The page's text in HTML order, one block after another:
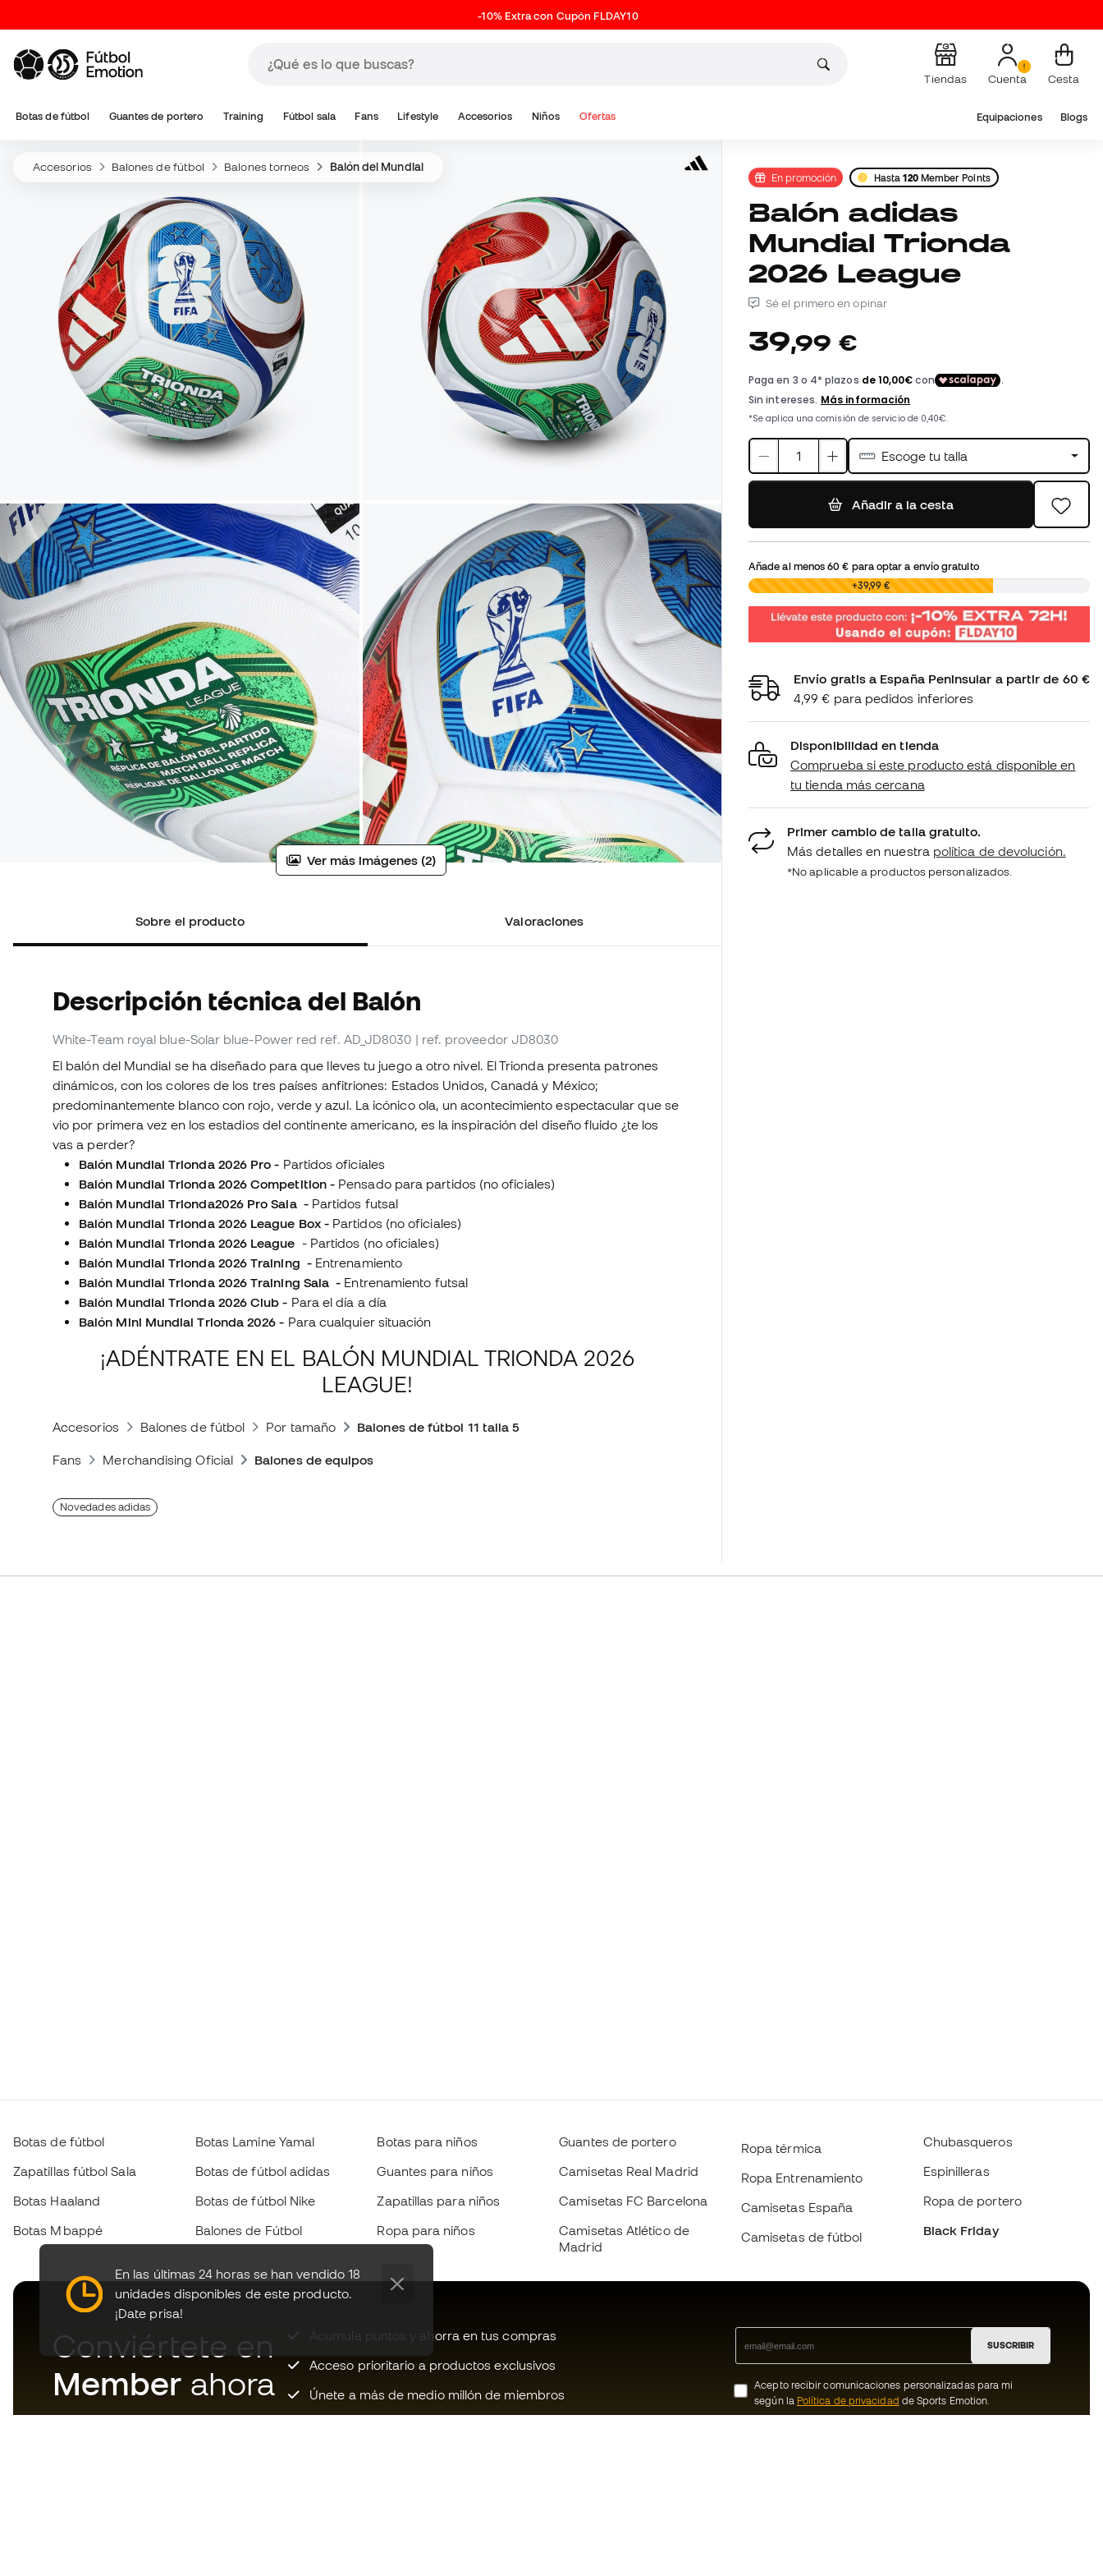
-10% Extra con Cupón FLDAY10
Tiendas Cuenta Cesta
Botas de fútbol Guantes de portero Training Fútbol sala Fans Lifestyle Accesorios Niños Ofertas Equipaciones Blogs
Accesorios Balones de fútbol Balones torneos Balón del Mundial
Ver más imágenes (2)
Sobre el producto Valoraciones
Descripción técnica del Balón
White-Team royal blue-Solar blue-Power red ref. AD_JD8030 | ref. proveedor JD8030
El balón del Mundial se ha diseñado para que lleves tu juego a otro nivel. El Trionda presenta patrones
dinámicos, con los colores de los tres países anfitriones: Estados Unidos, Canadá y México;
predominantemente blanco con rojo, verde y azul. La icónico ola, un acontecimiento espectacular que se
vio por primera vez en los estadios del continente americano, es la inspiración del diseño fluido ¿te los
vas a perder?
Balón Mundial Trionda 2026 Pro - Partidos oficiales
Balón Mundial Trionda 2026 Competition - Pensado para partidos (no oficiales)
Balón Mundial Trionda2026 Pro Sala - Partidos futsal
Balón Mundial Trionda 2026 League Box - Partidos (no oficiales)
Balón Mundial Trionda 2026 League - Partidos (no oficiales)
Balón Mundial Trionda 2026 Training - Entrenamiento
Balón Mundial Trionda 2026 Training Sala - Entrenamiento futsal
Balón Mundial Trionda 2026 Club - Para el día a día
Balón Mini Mundial Trionda 2026 - Para cualquier situación
¡ADÉNTRATE EN EL BALÓN MUNDIAL TRIONDA 2026
LEAGUE!
Accesorios Balones de fútbol Por tamaño Balones de fútbol 11 talla 5
Fans Merchandising Oficial Balones de equipos
Novedades adidas
En promoción Hasta120Member Points
Balón adidas
Mundial Trionda
2026 League
Sé el primero en opinar
39,99 €
Escoge tu talla
Añadir a la cesta
Añade al menos60 € para optar a envío gratuito
0,00 € +39,99 €
Envío gratis a España Peninsular a partir de 60 €
4,99 € para pedidos inferiores
Disponibilidad en tienda
Comprueba si este producto está disponible en
tu tienda más cercana
Primer cambio de talla gratuito.
Más detalles en nuestra política de devolución.
*No aplicable a productos personalizados.
En las últimas 24 horas se han vendido 18
unidades disponibles de este producto.
¡Date prisa!
Botas de fútbol
Zapatillas fútbol Sala
Botas Haaland
Botas Mbappé
Botas Lamine Yamal
Botas de fútbol adidas
Botas de fútbol Nike
Balones de Fútbol
Botas para niños
Guantes para niños
Zapatillas para niños
Ropa para niños
Guantes de portero
Camisetas Real Madrid
Camisetas FC Barcelona
Camisetas Atlético de
Madrid
Ropa térmica
Ropa Entrenamiento
Camisetas España
Camisetas de fútbol
Chubasqueros
Espinilleras
Ropa de portero
Black Friday
Conviértete en
Member ahora
Acumula puntos y ahorra en tus compras
Acceso prioritario a productos exclusivos
Únete a más de medio millón de miembros
SUSCRIBIR
Acepto recibir comunicaciones personalizadas para mi
según la Política de privacidad de Sports Emotion.